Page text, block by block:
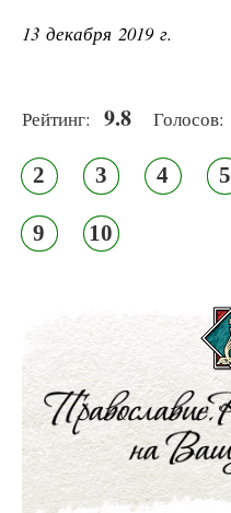
13 декабря 2019 г.
Рейтинг: 9.8 Голосов:
2 3 4 5
9 10